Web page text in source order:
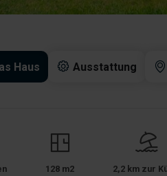
Haus Ausstattung
128 m2 2,2 km zur